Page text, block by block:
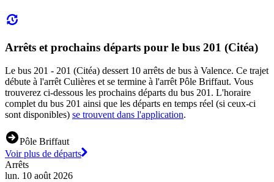
Arrêts et prochains départs pour le bus 201 (Citéa)
Le bus 201 - 201 (Citéa) dessert 10 arrêts de bus à Valence. Ce trajet
débute à l'arrêt Culières et se termine à l'arrêt Pôle Briffaut. Vous
trouverez ci-dessous les prochains départs du bus 201. L'horaire
complet du bus 201 ainsi que les départs en temps réel (si ceux-ci
sont disponibles) se trouvent dans l'application.
Pôle Briffaut
Voir plus de départs
Arrêts
lun. 10 août 2026